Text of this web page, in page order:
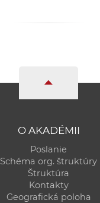
O AKADÉMII
Poslanie
Schéma org. štruktúry
Štruktúra
Kontakty
Geografická poloha